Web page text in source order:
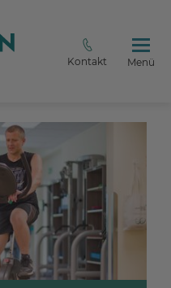
Kontakt Menü